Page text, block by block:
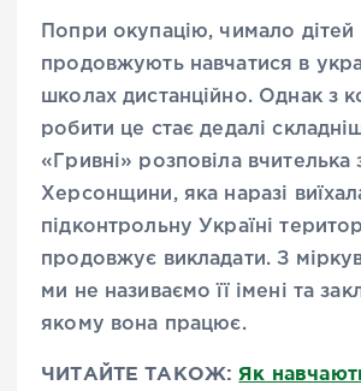
Попри окупацію, чимало дітей
продовжують навчатися в
школах дистанційно. Однак з
робити це стає дедалі
«Гривні» розповіла вчителька
Херсонщини, яка наразі
підконтрольну Україні
продовжує викладати. З
ми не називаємо її імені та
якому вона працює.
ЧИТАЙТЕ ТАКОЖ: Як